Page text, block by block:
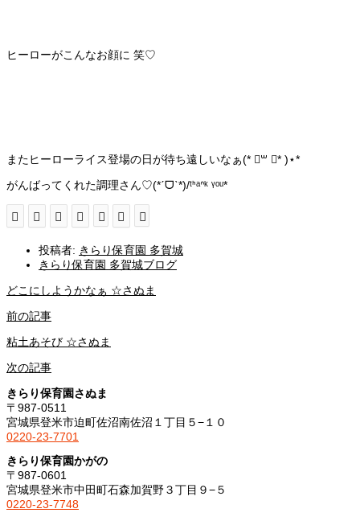
ヒーローがこんなお顔に 笑♡
またヒーローライス登場の日が待ち遠しいなぁ(* ॑꒳ ॑* )⋆*
がんばってくれた調理さん♡(*ˊᗜˋ*)/ᵗᑋᵃᐢᵏ ᵞᵒᵘ*
投稿者: きらり保育園 多賀城
きらり保育園 多賀城ブログ
どこにしようかなぁ ☆さぬま
前の記事
粘土あそび ☆さぬま
次の記事
きらり保育園さぬま
〒987-0511
宮城県登米市迫町佐沼南佐沼１丁目５−１０
0220-23-7701
きらり保育園かがの
〒987-0601
宮城県登米市中田町石森加賀野３丁目９−５
0220-23-7748